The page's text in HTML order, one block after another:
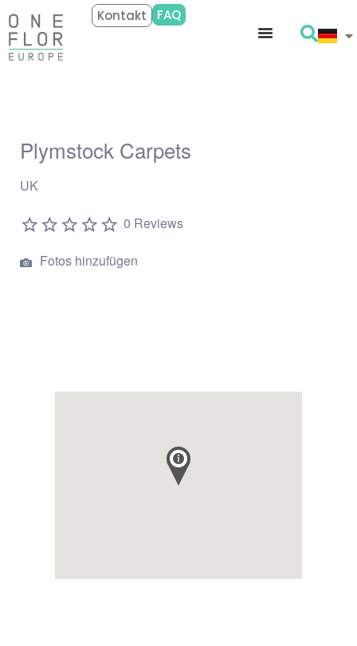
Kontakt FAQ
Plymstock Carpets
UK
0 Reviews
Fotos hinzufügen